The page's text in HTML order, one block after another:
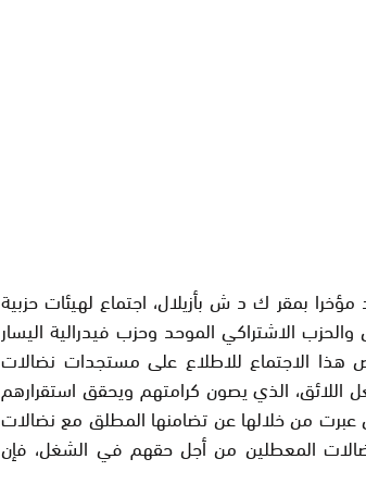
بمقر ك د ش بأزيلال، اجتماع لهيئات حزبية
الاشتراكي الموحد وحزب فيدرالية اليسار
هذا الاجتماع للاطلاع على مستجدات نضالات
اللائق، الذي يصون كرامتهم ويحقق استقرارهم
عبرت من خلالها عن تضامنها المطلق مع نضالات
المعطلين من أجل حقهم في الشغل، فإن